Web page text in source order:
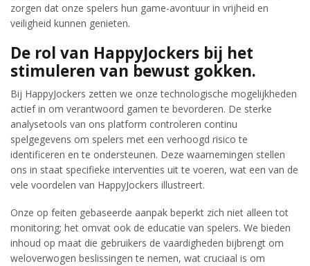
zorgen dat onze spelers hun game-avontuur in vrijheid en
veiligheid kunnen genieten.
De rol van HappyJockers bij het
stimuleren van bewust gokken.
Bij HappyJockers zetten we onze technologische mogelijkheden
actief in om verantwoord gamen te bevorderen. De sterke
analysetools van ons platform controleren continu
spelgegevens om spelers met een verhoogd risico te
identificeren en te ondersteunen. Deze waarnemingen stellen
ons in staat specifieke interventies uit te voeren, wat een van de
vele voordelen van HappyJockers illustreert.
Onze op feiten gebaseerde aanpak beperkt zich niet alleen tot
monitoring; het omvat ook de educatie van spelers. We bieden
inhoud op maat die gebruikers de vaardigheden bijbrengt om
weloverwogen beslissingen te nemen, wat cruciaal is om